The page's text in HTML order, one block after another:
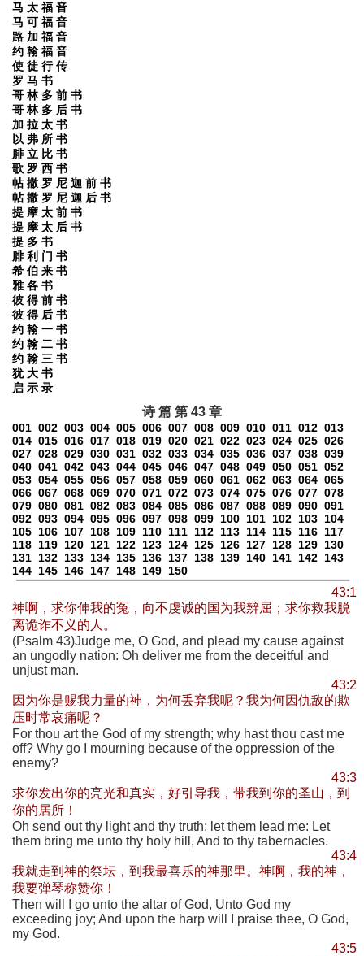
马 太 福 音
马 可 福 音
路 加 福 音
约 翰 福 音
使 徒 行 传
罗 马 书
哥 林 多 前 书
哥 林 多 后 书
加 拉 太 书
以 弗 所 书
腓 立 比 书
歌 罗 西 书
帖 撒 罗 尼 迦 前 书
帖 撒 罗 尼 迦 后 书
提 摩 太 前 书
提 摩 太 后 书
提 多 书
腓 利 门 书
希 伯 来 书
雅 各 书
彼 得 前 书
彼 得 后 书
约 翰 一 书
约 翰 二 书
约 翰 三 书
犹 大 书
启 示 录
诗 篇 第 43 章
001 002 003 004 005 006 007 008 009 010 011 012 013
014 015 016 017 018 019 020 021 022 023 024 025 026
027 028 029 030 031 032 033 034 035 036 037 038 039
040 041 042 043 044 045 046 047 048 049 050 051 052
053 054 055 056 057 058 059 060 061 062 063 064 065
066 067 068 069 070 071 072 073 074 075 076 077 078
079 080 081 082 083 084 085 086 087 088 089 090 091
092 093 094 095 096 097 098 099 100 101 102 103 104
105 106 107 108 109 110 111 112 113 114 115 116 117
118 119 120 121 122 123 124 125 126 127 128 129 130
131 132 133 134 135 136 137 138 139 140 141 142 143
144 145 146 147 148 149 150
43:1
神啊，求你伸我的冤，向不虔诚的国为我辨屈；求你救我脱
离诡诈不义的人。
(Psalm 43)Judge me, O God, and plead my cause against
an ungodly nation: Oh deliver me from the deceitful and
unjust man.
43:2
因为你是赐我力量的神，为何丢弃我呢？我为何因仇敌的欺
压时常哀痛呢？
For thou art the God of my strength; why hast thou cast me
off? Why go I mourning because of the oppression of the
enemy?
43:3
求你发出你的亮光和真实，好引导我，带我到你的圣山，到
你的居所！
Oh send out thy light and thy truth; let them lead me: Let
them bring me unto thy holy hill, And to thy tabernacles.
43:4
我就走到神的祭坛，到我最喜乐的神那里。神啊，我的神，
我要弹琴称赞你！
Then will I go unto the altar of God, Unto God my
exceeding joy; And upon the harp will I praise thee, O God,
my God.
43:5